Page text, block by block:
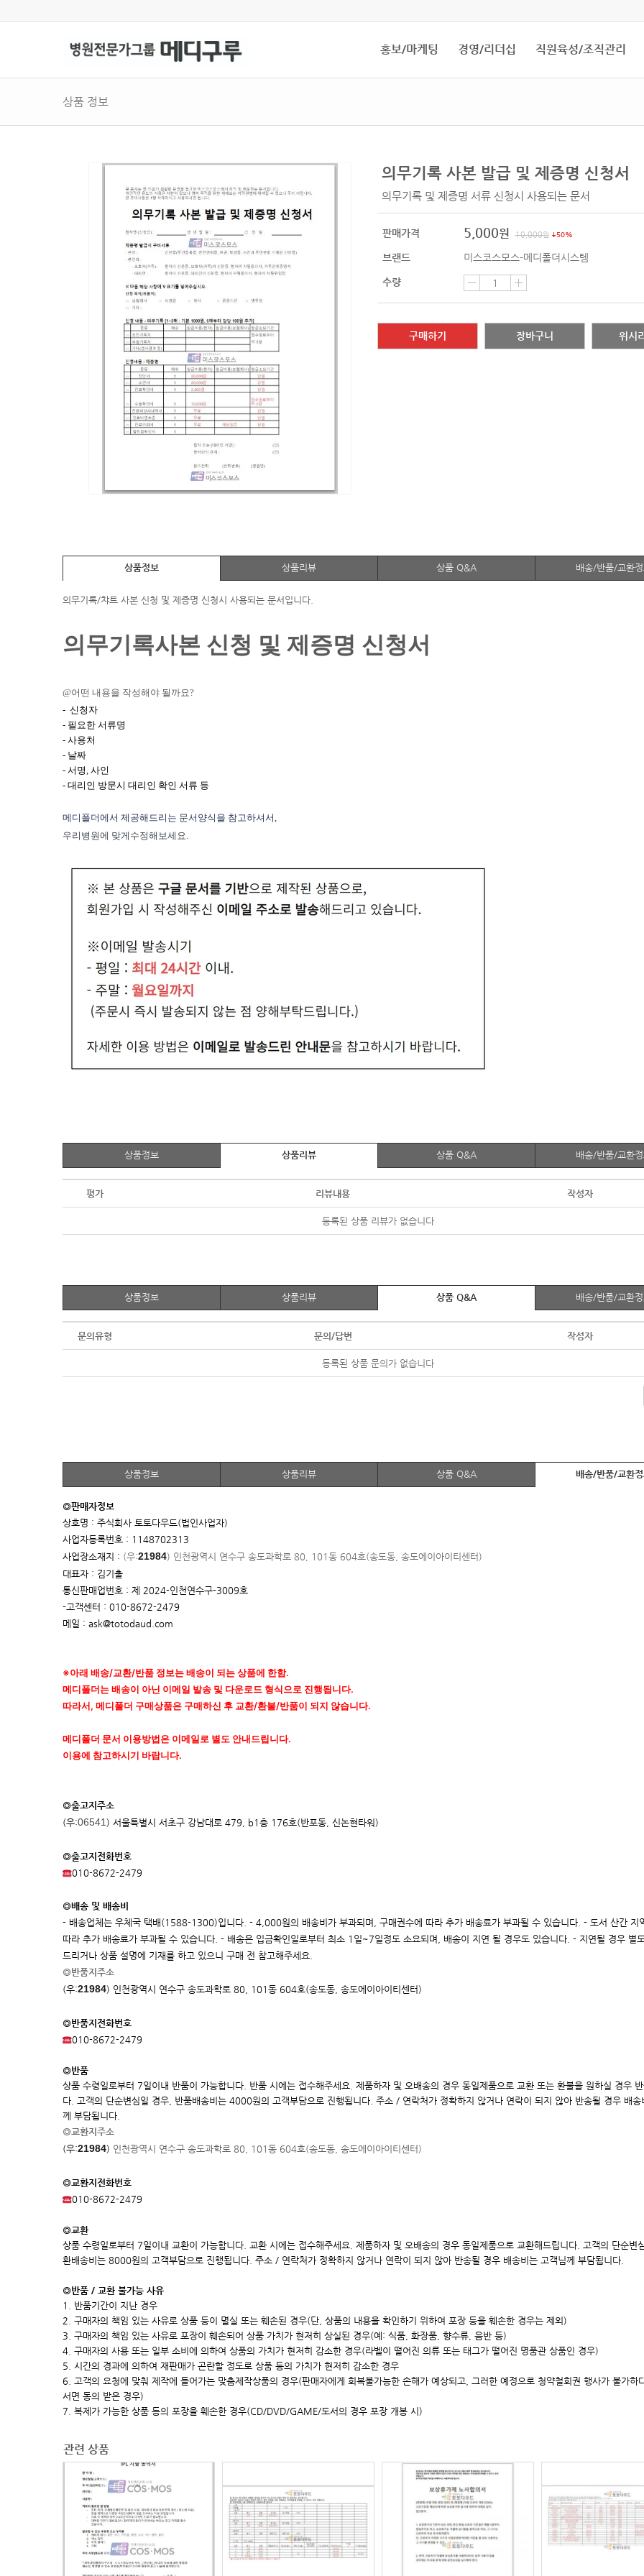
홍보/마케팅 경영/리더십 직원육성/조직관리
상품 정보
의무기록 사본 발급 및 제증명 신청서
의무기록 및 제증명 서류 신청시 사용되는 문서
판매가격 5,000원 10,000원 50%
브랜드 미스코스모스-메디폴더시스템
수량
구매하기 장바구니 위시
상품정보 상품리뷰 상품 Q&A 배송/반품/교환정
의무기록/챠트 사본 신청 및 제증명 신청시 사용되는 문서입니다.
의무기록사본 신청 및 제증명 신청서
@어떤 내용을 작성해야 될까요?
- 신청자
- 필요한 서류명
- 사용처
- 날짜
- 서명, 사인
- 대리인 방문시 대리인 확인 서류 등
메디폴더에서 제공해드리는 문서양식을 참고하셔서,
우리병원에 맞게수정해보세요.
상품정보 상품리뷰 상품 Q&A 배송/반품/교환정
평가 리뷰내용 작성자
등록된 상품 리뷰가 없습니다
상품정보 상품리뷰 상품 Q&A 배송/반품/교환정
문의유형 문의/답변 작성자
등록된 상품 문의가 없습니다
상품정보 상품리뷰 상품 Q&A 배송/반품/교환
◎판매자정보
상호명 : 주식회사 토토다우드(법인사업자)
사업자등록번호 : 1148702313
사업장소재지 : (우:21984) 인천광역시 연수구 송도과학로 80, 101동 604호(송도동, 송도에이아이 티센터)
대표자 : 김기출
통신판매업번호 : 제 2024-인천연수구-3009호
-고객센터 : 010-8672-2479
메일 : ask@totodaud.com
※아래 배송/교환/반품 정보는 배송이 되는 상품에 한함.
메디폴더는 배송이 아닌 이메일 발송 및 다운로드 형식으로 진행됩니다.
따라서, 메디폴더 구매상품은 구매하신 후 교환/환불/반품이 되지 않습니다.
메디폴더 문서 이용방법은 이메일로 별도 안내드립니다.
이용에 참고하시기 바랍니다.
◎출고지주소
(우:06541 ) 서울특별시 서초구 강남대로 479, b1층 176호(반포동, 신논현타워)
◎출고지전화번호
010-8672-2479
◎배송 및 배송비
- 배송업체는 우체국 택배(1588-1300)입니다. - 4,000원의 배송비가 부과되며, 구매권수에 따라 추가 배송료가 부과될 수 있습니다. - 도서 산간 지
따라 추가 배송료가 부과될 수 있습니다. - 배송은 입금확인일로부터 최소 1일~7일정도 소요되며, 배송이 지연 될 경우도 있습니다. - 지연될 경우 별
드리거나 상품 설명에 기재를 하고 있으니 구매 전 참고해주세요.
◎반품지주소
(우:21984) 인천광역시 연수구 송도과학로 80, 101동 604호(송도동, 송도에이아이 티센터)
◎반품지전화번호
010-8672-2479
◎반품
상품 수령일로부터 7일이내 반품이 가능합니다. 반품 시에는 접수해주세요. 제품하자 및 오배송의 경우 동일제품으로 교환 또는 환불을 원하실 경우 반
다. 고객의 단순변심일 경우, 반품배송비는 4000원의 고객부담으로 진행됩니다. 주소 / 연락처가 정확하지 않거나 연락이 되지 않아 반송될 경우 배송
께 부담됩니다.
◎교환지주소
(우:21984) 인천광역시 연수구 송도과학로 80, 101동 604호(송도동, 송도에이아이 티센터)
◎교환지전화번호
010-8672-2479
◎교환
상품 수령일로부터 7일이내 교환이 가능합니다. 교환 시에는 접수해주세요. 제품하자 및 오배송의 경우 동일제품으로 교환해드립니다. 고객의 단순변
환배송비는 8000원의 고객부담으로 진행됩니다. 주소 / 연락처가 정확하지 않거나 연락이 되지 않아 반송될 경우 배송비는 고객님께 부담됩니다.
◎반품 / 교환 불가능 사유
1. 반품기간이 지난 경우
2. 구매자의 책임 있는 사유로 상품 등이 멸실 또는 훼손된 경우(단, 상품의 내용을 확인하기 위하여 포장 등을 훼손한 경우는 제외)
3. 구매자의 책임 있는 사유로 포장이 훼손되어 상품 가치가 현저히 상실된 경우(예: 식품, 화장품, 향수류, 음반 등)
4. 구매자의 사용 또는 일부 소비에 의하여 상품의 가치가 현저히 감소한 경우(라벨이 떨어진 의류 또는 태그가 떨어진 명품관 상품인 경우)
5. 시간의 경과에 의하여 재판매가 곤란할 정도로 상품 등의 가치가 현저히 감소한 경우
6. 고객의 요청에 맞춰 제작에 들어가는 맞춤제작상품의 경우(판매자에게 회복불가능한 손해가 예상되고, 그러한 예정으로 청약철회권 행사가 불가하
서면 동의 받은 경우)
7. 복제가 가능한 상품 등의 포장을 훼손한 경우(CD/DVD/GAME/도서의 경우 포장 개봉 시)
관련 상품